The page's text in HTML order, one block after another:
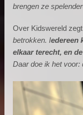
brengen ze
Over Kidswereld
betrokken. Iedereen
elkaar terecht, en
Daar doe ik het voor: